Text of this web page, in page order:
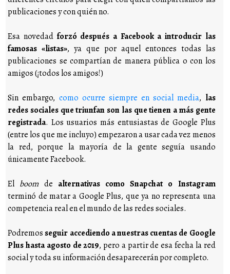
publicaciones y con quién no.
Esa novedad forzó después a Facebook a introducir las
famosas «listas», ya que por aquel entonces todas las
publicaciones se compartían de manera pública o con los
amigos (¡todos los amigos!)
Sin embargo, como ocurre siempre en social media, las
redes sociales que triunfan son las que tienen a más gente
registrada. Los usuarios más entusiastas de Google Plus
(entre los que me incluyo) empezaron a usar cada vez menos
la red, porque la mayoría de la gente seguía usando
únicamente Facebook.
El boomde alternativas como Snapchat o Instagram
terminó de matar a Google Plus, que ya no representa una
competencia real en el mundo de las redes sociales.
Podremos seguir accediendo a nuestras cuentas de Google
Plus hasta agosto de 2019, pero a partir de esa fecha la red
social y toda su información desaparecerán por completo.